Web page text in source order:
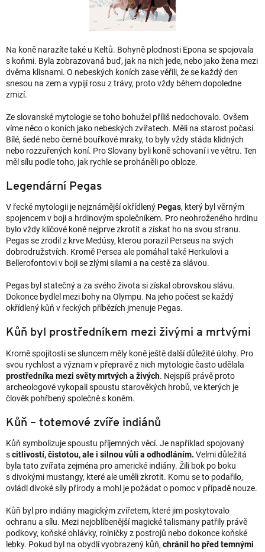
Na koně narazíte také u Keltů. Bohyně plodnosti Epona se spojovala
s koňmi. Byla zobrazovaná buď, jak na nich jede, nebo jako žena mezi
dvěma klisnami. O nebeských koních zase věřili, že se každý den
snesou na zem a vypijí rosu z trávy, proto vždy během dopoledne
zmizí.
Ze slovanské mytologie se toho bohužel příliš nedochovalo. Ovšem
víme něco o koních jako nebeských zvířatech. Měli na starost počasí.
Bílé, šedé nebo černé bouřkové mraky, to byly vždy stáda klidných
nebo rozzuřených koní. Pro Slovany byli koně schovaní i ve větru. Ten
měl sílu podle toho, jak rychle se proháněli po obloze.
Legendární Pegas
V řecké mytologii je nejznámější okřídlenýPegas, který byl věrným
spojencem v boji a hrdinovým společníkem. Pro neohroženého hrdinu
bylo vždy klíčové koně nejprve zkrotit a získat ho na svou stranu.
Pegas se zrodil z krve Medúsy, kterou porazil Perseus na svých
dobrodružstvích. Kromě Persea ale pomáhal také Herkulovi a
Bellerofontovi v boji se zlými silami a na cestě za slávou.
Pegas byl statečný a za svého života si získal obrovskou slávu.
Dokonce bydlel mezi bohy na Olympu. Na jeho počest se každý
okřídlený kůň v řeckých příbězích jmenuje Pegas.
Kůň byl prostředníkem mezi živými a mrtvými
Kromě spojitosti se sluncem měly koně ještě další důležité úlohy. Pro
svou rychlost a význam v přepravě z nich mytologie často udělala
prostředníka mezi světy mrtvých a živých. Nejspíš právě proto
archeologové vykopali spoustu starověkých hrobů, ve kterých je
člověk pohřbený společně s koněm.
Kůň – totemové zvíře indiánů
Kůň symbolizuje spoustu příjemných věcí. Je například spojovaný
scitlivostí, čistotou, ale i silnou vůli a odhodláním. Velmi důležitá
byla tato zvířata zejména pro americké indiány. Žili bok po boku
s divokými mustangy, které ale uměli zkrotit. Komu se to podařilo,
ovládl divoké síly přírody a mohl je požádat o pomoc v případě nouze.
Kůň byl pro indiány magickým zvířetem, které jim poskytovalo
ochranu a sílu. Mezi nejoblíbenější magické talismany patřily právě
podkovy, koňské ohlávky, rolničky z postrojů nebo dokonce koňské
lebky. Pokud byl na obydlí vyobrazený kůň, chránil ho před temnými